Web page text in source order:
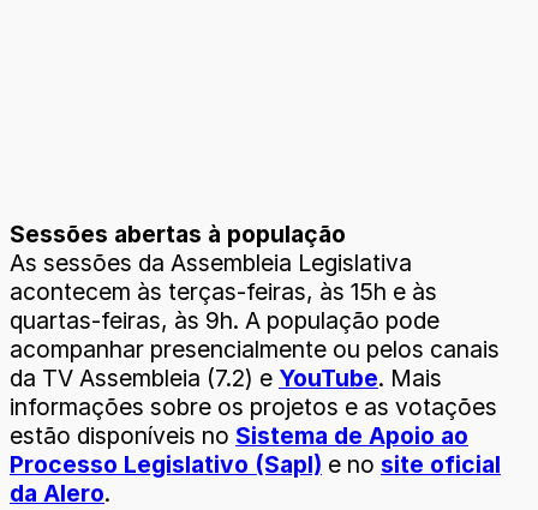
Sessões abertas à população
As sessões da Assembleia Legislativa
acontecem às terças-feiras, às 15h e às
quartas-feiras, às 9h. A população pode
acompanhar presencialmente ou pelos canais
da TV Assembleia (7.2) e YouTube. Mais
informações sobre os projetos e as votações
estão disponíveis no Sistema de Apoio ao
Processo Legislativo (Sapl) e no site oficial
da Alero.